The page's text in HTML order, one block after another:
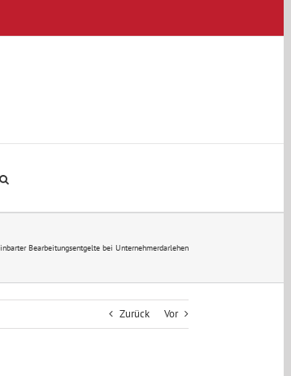
Bearbeitungsentgelte bei Unternehmerdarlehen
Zurück Vor